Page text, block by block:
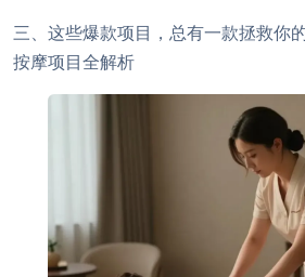
三、这些爆款项目，总有一款拯救
按摩项目全解析